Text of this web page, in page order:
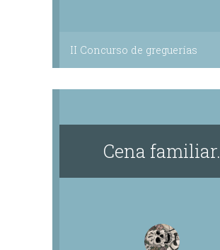
II Concurso de greguerías
Cena familiar.